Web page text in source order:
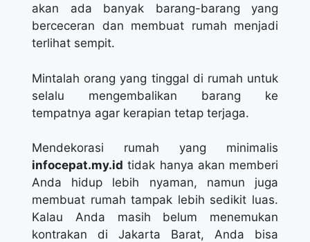
akan ada banyak barang-barang yang
berceceran dan membuat rumah menjadi
terlihat sempit.
Mintalah orang yang tinggal di rumah untuk
selalu mengembalikan barang ke
tempatnya agar kerapian tetap terjaga.
Mendekorasi rumah yang minimalis
infocepat.my.id tidak hanya akan memberi
Anda hidup lebih nyaman, namun juga
membuat rumah tampak lebih sedikit luas.
Kalau Anda masih belum menemukan
kontrakan di Jakarta Barat, Anda bisa